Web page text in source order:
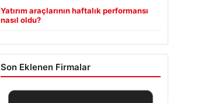
Yatırım araçlarının haftalık performansı
nasıl oldu?
Son Eklenen Firmalar